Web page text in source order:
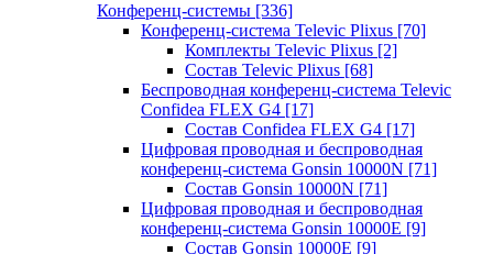
Конференц-системы [336]
Конференц-система Televic Plixus [70]
Комплекты Televic Plixus [2]
Состав Televic Plixus [68]
Беспроводная конференц-система Televic
Confidea FLEX G4 [17]
Состав Confidea FLEX G4 [17]
Цифровая проводная и беспроводная
конференц-система Gonsin 10000N [71]
Состав Gonsin 10000N [71]
Цифровая проводная и беспроводная
конференц-система Gonsin 10000E [9]
Состав Gonsin 10000E [9]